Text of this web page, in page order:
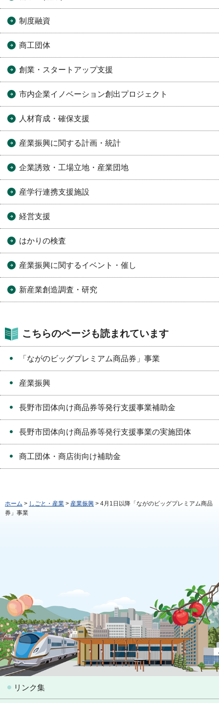
制度融資
商工団体
創業・スタートアップ支援
市内企業イノベーション創出プロジェクト
人材育成・確保支援
産業振興に関する計画・統計
企業誘致・工場立地・産業団地
産学行連携支援施設
経営支援
はかりの検査
産業振興に関するイベント・催し
新産業創造調査・研究
こちらのページも読まれています
「ながのビッグプレミアム商品券」事業
産業振興
長野市団体向け商品券等発行支援事業補助金
長野市団体向け商品券等発行支援事業の実施団体
商工団体・商店街向け補助金
ホーム > しごと・産業 > 産業振興 > 4月1日以降「ながのビッグプレミアム商品
券」事業
リンク集